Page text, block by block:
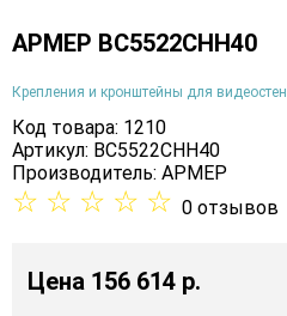
АРМЕР ВС5522СНН40
Крепления и кронштейны для видеостен
Код товара: 1210
Артикул: ВС5522СНН40
Производитель: АРМЕР
☆ ☆ ☆ ☆ ☆ 0 отзывов
Цена 156 614 p.